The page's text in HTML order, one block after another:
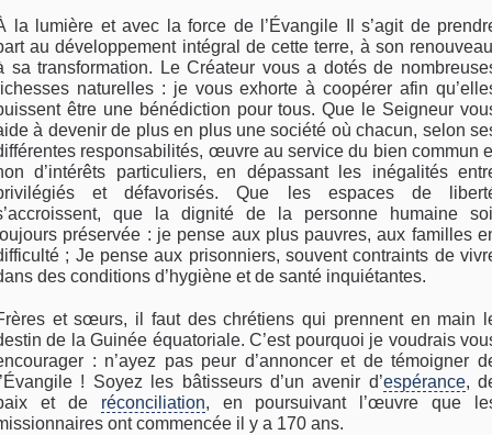
la lumière et avec la force de l’Évangile Il s’agit de
au développement intégral de cette terre, à son
sa transformation. Le Créateur vous a dotés de
naturelles : je vous exhorte à coopérer afin
être une bénédiction pour tous. Que le Seigneur
à devenir de plus en plus une société où chacun, selon
responsabilités, œuvre au service du bien commun
d’intérêts particuliers, en dépassant les inégalités
et défavorisés. Que les espaces de
que la dignité de la personne humaine
préservée : je pense aux plus pauvres, aux familles
; Je pense aux prisonniers, souvent contraints de
des conditions d’hygiène et de santé inquiétantes.
et sœurs, il faut des chrétiens qui prennent en main
de la Guinée équatoriale. C’est pourquoi je voudrais
: n’ayez pas peur d’annoncer et de témoigner
! Soyez les bâtisseurs d’un avenir d’espérance,
et de réconciliation, en poursuivant l’œuvre que
ont commencée il y a 170 ans.